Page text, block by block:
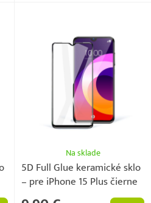
Na sklade
5D Full Glue keramické sklo
– pre iPhone 15 Plus čierne